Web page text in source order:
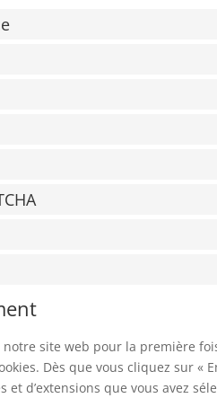
notre site web pour la première
Dès que vous cliquez sur «
et d’extensions que vous avez